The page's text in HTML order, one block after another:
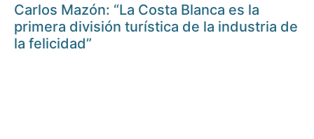
Carlos Mazón: “La Costa Blanca es la
primera división turística de la industria de
la felicidad”